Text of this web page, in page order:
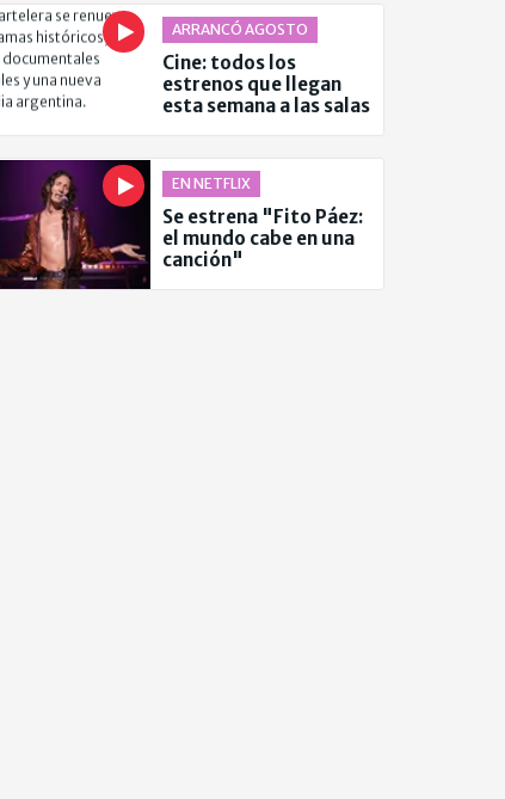
ARRANCÓ AGOSTO
Cine: todos los
estrenos que llegan
esta semana a las salas
EN NETFLIX
Se estrena "Fito Páez:
el mundo cabe en una
canción"